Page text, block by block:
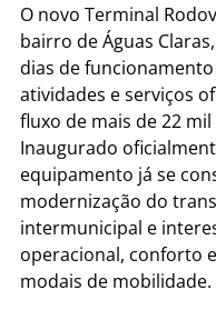
O novo Terminal
bairro de Águas
dias de
atividades e serviços
fluxo de mais de 22
Inaugurado
equipamento já se
modernização do
intermunicipal e
operacional, conforto
modais de mobilidade.